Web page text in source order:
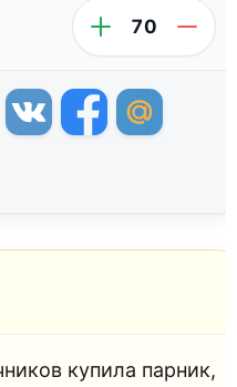
70
купила парник,